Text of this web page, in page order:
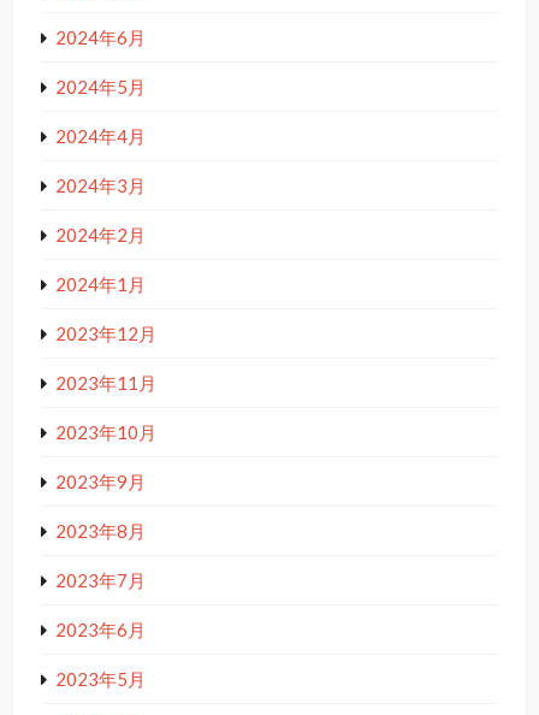
2024年6月
2024年5月
2024年4月
2024年3月
2024年2月
2024年1月
2023年12月
2023年11月
2023年10月
2023年9月
2023年8月
2023年7月
2023年6月
2023年5月